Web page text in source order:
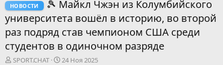
НОВОСТИ
🎾 Майкл Чжэн из Колумбийского
университета вошёл в историю, во второй
раз подряд став чемпионом США среди
студентов в одиночном разряде
А
SPORT.CHAT
Д
24 Ноя 2025